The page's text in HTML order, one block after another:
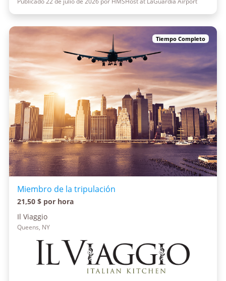
Tiempo Completo
Miembro de la tripulación
21,50 $ por hora
Il Viaggio
Queens, NY